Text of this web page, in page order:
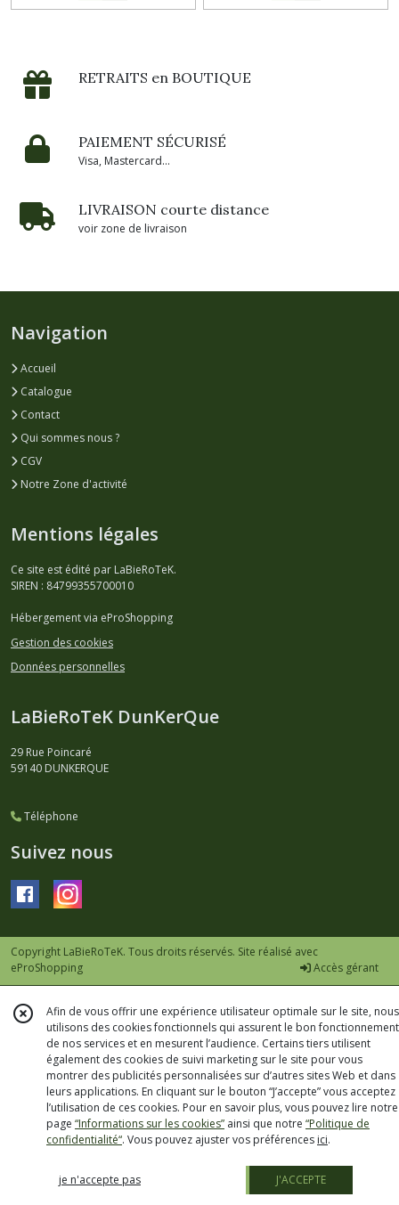
RETRAITS en BOUTIQUE
PAIEMENT SÉCURISÉ
Visa, Mastercard...
LIVRAISON courte distance
voir zone de livraison
Navigation
Accueil
Catalogue
Contact
Qui sommes nous ?
CGV
Notre Zone d'activité
Mentions légales
Ce site est édité par LaBieRoTeK.
SIREN : 84799355700010
Hébergement via eProShopping
Gestion des cookies
Données personnelles
LaBieRoTeK DunKerQue
29 Rue Poincaré
59140 DUNKERQUE
Téléphone
Suivez nous
Copyright LaBieRoTeK. Tous droits réservés. Site réalisé avec
eProShopping
Accès gérant
Afin de vous offrir une expérience utilisateur optimale sur le site, nous
utilisons des cookies fonctionnels qui assurent le bon fonctionnement
de nos services et en mesurent l’audience. Certains tiers utilisent
également des cookies de suivi marketing sur le site pour vous
montrer des publicités personnalisées sur d’autres sites Web et dans
leurs applications. En cliquant sur le bouton “J’accepte” vous acceptez
l’utilisation de ces cookies. Pour en savoir plus, vous pouvez lire notre
page “Informations sur les cookies” ainsi que notre “Politique de
confidentialité“. Vous pouvez ajuster vos préférences ici.
je n'accepte pas J'ACCEPTE